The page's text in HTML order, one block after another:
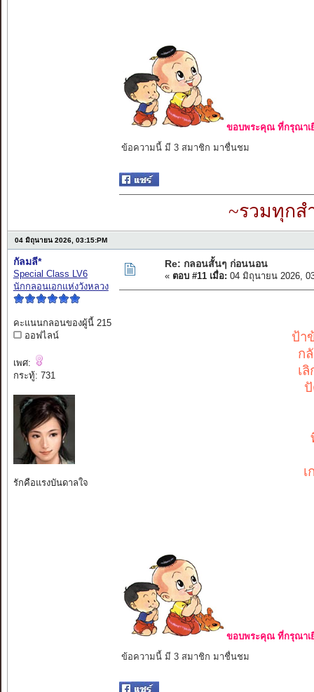
ขอบพระคุณ ที่กรุณาเ
ข้อความนี้ มี 3 สมาชิก มาชื่นชม
~รวมทุกส
04 มิถุนายน 2026, 03:15:PM
กัลมลี*
Special Class LV6
นักกลอนเอกแห่งวังหลวง
คะแนนกลอนของผู้นี้ 215
ออฟไลน์
เพศ:
กระทู้: 731
รักคือแรงบันดาลใจ
Re: กลอนสั้นๆ ก่อนนอน
« ตอบ #11 เมื่อ: 04 มิถุนายน 2026,
ป้า
ก
เ
ขอบพระคุณ ที่กรุณาเ
ข้อความนี้ มี 3 สมาชิก มาชื่นชม